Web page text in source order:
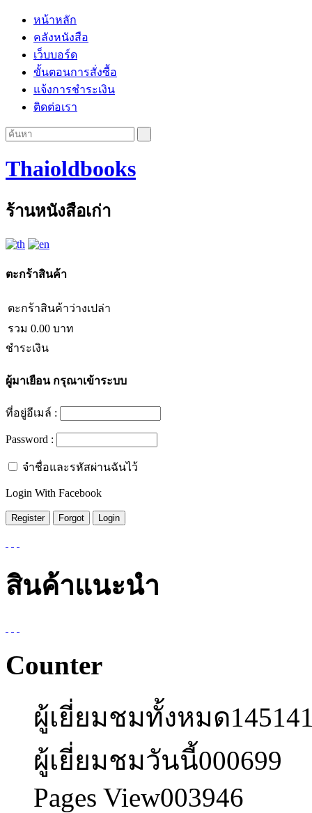
หน้าหลัก
คลังหนังสือ
เว็บบอร์ด
ขั้นตอนการสั่งซื้อ
แจ้งการชำระเงิน
ติดต่อเรา
Thaioldbooks
ร้านหนังสือเก่า
ตะกร้าสินค้า
ตะกร้าสินค้าว่างเปล่า
รวม 0.00 บาท
ชำระเงิน
ผู้มาเยือนกรุณาเข้าระบบ
ที่อยู่อีเมล์ :
Password :
จำชื่อและรหัสผ่านฉันไว้
Login With Facebook
สินค้าแนะนำ
Counter
ผู้เยี่ยมชมทั้งหมด
ผู้เยี่ยมชมวันนี้000699
Pages View003946